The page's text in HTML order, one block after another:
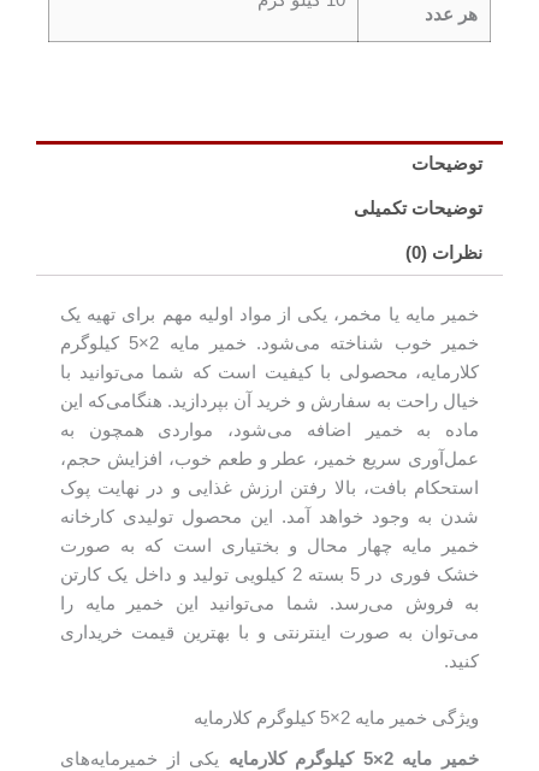
هر عدد
توضیحات
توضیحات تکمیلی
نظرات (0)
خمیر مایه یا مخمر، یکی از مواد اولیه مهم برای تهیه یک
خمیر خوب شناخته می‌شود. خمیر مایه 2×5 کیلوگرم
کلارمایه، محصولی با کیفیت است که شما می‌توانید با
خیال راحت به سفارش و خرید آن بپردازید. هنگامی‌که این
ماده به خمیر اضافه می‌شود، مواردی همچون به
عمل‌آوری سریع خمیر، عطر و طعم خوب، افزایش حجم،
استحکام بافت، بالا رفتن ارزش غذایی و در نهایت پوک
شدن به وجود خواهد آمد. این محصول تولیدی کارخانه
خمیر مایه چهار محال و بختیاری است که به صورت
خشک فوری در 5 بسته 2 کیلویی تولید و داخل یک کارتن
به فروش می‌رسد. شما می‌توانید این خمیر مایه را
می‌توان به صورت اینترنتی و با بهترین قیمت خریداری
کنید.
ویژگی خمیر مایه 2×5 کیلوگرم کلارمایه
خمیر مایه2×5 کیلوگرم کلارمایه
یکی از خمیرمایه‌های